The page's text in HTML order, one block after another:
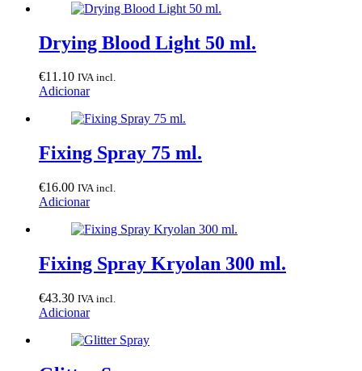
Drying Blood Light 50 ml.
€11.10 IVA incl.
Adicionar
Fixing Spray 75 ml.
€16.00 IVA incl.
Adicionar
Fixing Spray Kryolan 300 ml.
€43.30 IVA incl.
Adicionar